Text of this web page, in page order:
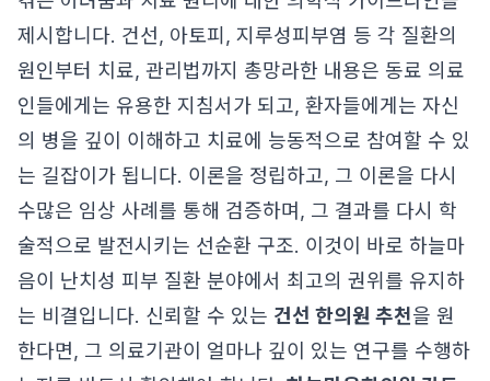
제시합니다. 건선, 아토피, 지루성피부염 등 각 질환의
원인부터 치료, 관리법까지 총망라한 내용은 동료 의료
인들에게는 유용한 지침서가 되고, 환자들에게는 자신
의 병을 깊이 이해하고 치료에 능동적으로 참여할 수 있
는 길잡이가 됩니다. 이론을 정립하고, 그 이론을 다시
수많은 임상 사례를 통해 검증하며, 그 결과를 다시 학
술적으로 발전시키는 선순환 구조. 이것이 바로 하늘마
음이 난치성 피부 질환 분야에서 최고의 권위를 유지하
는 비결입니다. 신뢰할 수 있는 건선 한의원 추천을 원
한다면, 그 의료기관이 얼마나 깊이 있는 연구를 수행하